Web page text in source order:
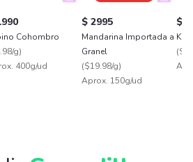
Cohombro
g)
400g/ud
$ 2995
Mandarina Importada a
Granel
($19.98/g)
Aprox. 150g/ud
$
Kiwi
(